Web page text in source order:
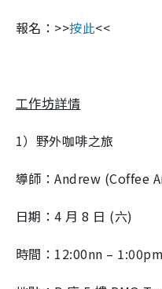
報名：>>按此<<
工作坊詳情
1）野外咖啡之旅
導師：Andrew (Coffee
日期：4 月 8 日 (六)
時間：12:00nn –